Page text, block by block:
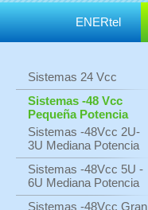
ENERtel
Sistemas 24 Vcc
Sistemas -48 Vcc
Pequeña Potencia
Sistemas -48Vcc 2U-
3U Mediana Potencia
Sistemas -48Vcc 5U -
6U Mediana Potencia
Sistemas -48Vcc Gran